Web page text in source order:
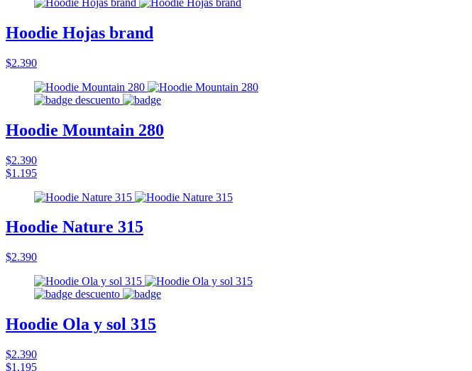
Hoodie Hojas brand
$2.390
Hoodie Mountain 280
$2.390
$1.195
Hoodie Nature 315
$2.390
Hoodie Ola y sol 315
$2.390
$1.195